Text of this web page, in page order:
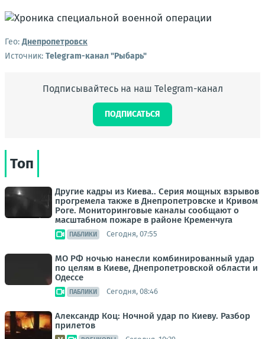
Гео:Днепропетровск
Источник: Telegram-канал "Рыбарь"
Подписывайтесь на наш Telegram-канал
ПОДПИСАТЬСЯ
Топ
Другие кадры из Киева.. Серия мощных взрывов
прогремела также в Днепропетровске и Кривом
Роге. Мониторинговые каналы сообщают о
масштабном пожаре в районе Кременчуга
ПАБЛИКИ Сегодня, 07:55
МО РФ ночью нанесли комбинированный удар
по целям в Киеве, Днепропетровской области и
Одессе
ПАБЛИКИ Сегодня, 08:46
Александр Коц: Ночной удар по Киеву. Разбор
прилетов